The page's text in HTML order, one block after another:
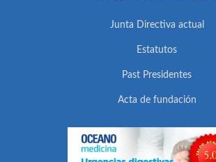
Junta Directiva actual
Estatutos
Past Presidentes
Acta de fundación